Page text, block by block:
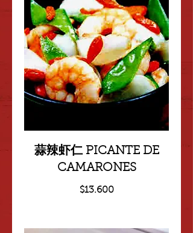
蒜辣虾仁 PICANTE DE
CAMARONES
$13.600